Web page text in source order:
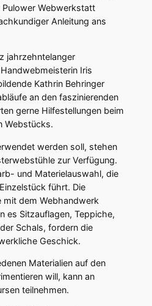
Pulower Webwerkstatt
Anleitung ans
jahrzehntelanger
Iris
Kathrin Behringer
an den faszinierenden
gerne Hilfestellungen beim
Webstücks.
werden soll, stehen
zur Verfügung.
und Materielauswahl, die
führt. Die
mit dem Webhandwerk
es Sitzauflagen, Teppiche,
Schals, fordern die
Geschick.
Materialien auf den
will, kann an
teilnehmen.